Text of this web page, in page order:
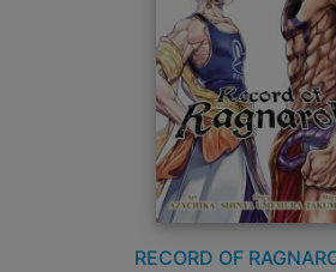
RECORD OF